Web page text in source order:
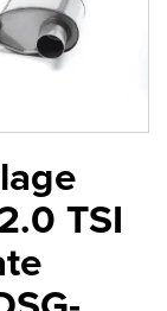
TSI